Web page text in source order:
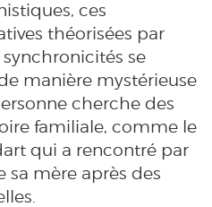
ces
théorisées par
synchronicités se
manière mystérieuse
cherche des
familiale, comme le
qui a rencontré par
sa mère après des